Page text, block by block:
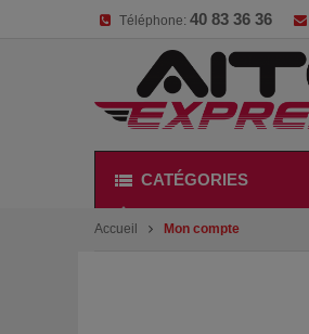
Téléphone: 40 83 36 36
CATÉGORIES
Accueil Mon compte